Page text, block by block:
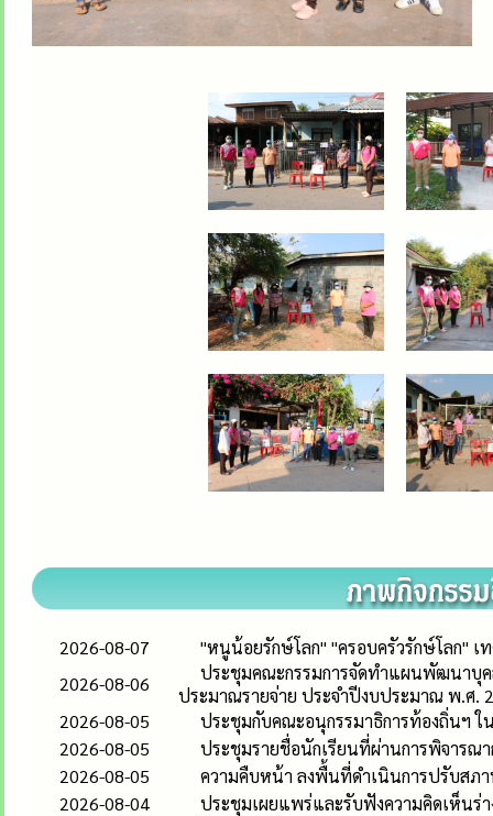
2026-08-07
"หนูน้อยรักษ์โลก" "ครอบครัวรักษ์โลก" เ
2026-08-06
ประชุมคณะกรรมการจัดทำแผนพัฒนาบุค
ประมาณรายจ่าย ประจำปีงบประมาณ พ.ศ.
2026-08-05
ประชุมกับคณะอนุกรรมาธิการท้องถิ่นฯ
2026-08-05
ประชุมรายชื่อนักเรียนที่ผ่านการพิจารณ
2026-08-05
ความคืบหน้า ลงพื้นที่ดำเนินการปรับสภ
2026-08-04
ประชุมเผยแพร่และรับฟังความคิดเห็นร่